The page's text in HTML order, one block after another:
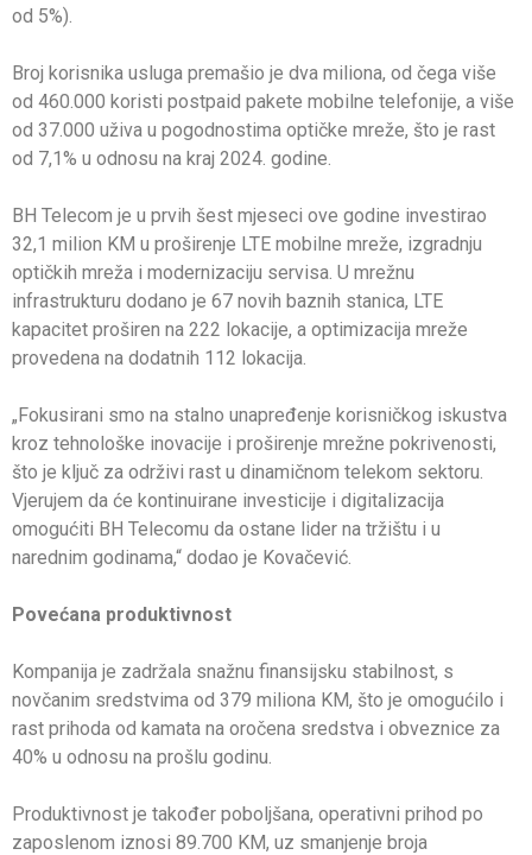
od 5%).
Broj korisnika usluga premašio je dva miliona, od čega više
od 460.000 koristi postpaid pakete mobilne telefonije, a više
od 37.000 uživa u pogodnostima optičke mreže, što je rast
od 7,1% u odnosu na kraj 2024. godine.
BH Telecom je u prvih šest mjeseci ove godine investirao
32,1 milion KM u proširenje LTE mobilne mreže, izgradnju
optičkih mreža i modernizaciju servisa. U mrežnu
infrastrukturu dodano je 67 novih baznih stanica, LTE
kapacitet proširen na 222 lokacije, a optimizacija mreže
provedena na dodatnih 112 lokacija.
„Fokusirani smo na stalno unapređenje korisničkog iskustva
kroz tehnološke inovacije i proširenje mrežne pokrivenosti,
što je ključ za održivi rast u dinamičnom telekom sektoru.
Vjerujem da će kontinuirane investicije i digitalizacija
omogućiti BH Telecomu da ostane lider na tržištu i u
narednim godinama,“ dodao je Kovačević.
Povećana produktivnost
Kompanija je zadržala snažnu finansijsku stabilnost, s
novčanim sredstvima od 379 miliona KM, što je omogućilo i
rast prihoda od kamata na oročena sredstva i obveznice za
40% u odnosu na prošlu godinu.
Produktivnost je također poboljšana, operativni prihod po
zaposlenom iznosi 89.700 KM, uz smanjenje broja